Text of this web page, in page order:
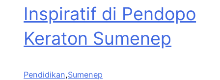
Inspiratif di Pendopo
Keraton Sumenep
Pendidikan,Sumenep